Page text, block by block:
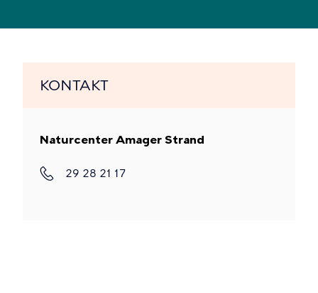
KONTAKT
Naturcenter Amager Strand
29 28 21 17